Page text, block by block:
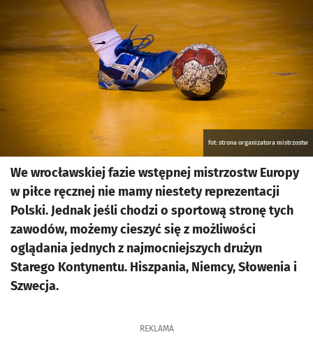
Kliknij, aby powiększyć
fot: strona organizatora mistrzostw
We wrocławskiej fazie wstępnej mistrzostw Europy
w piłce ręcznej nie mamy niestety reprezentacji
Polski. Jednak jeśli chodzi o sportową stronę tych
zawodów, możemy cieszyć się z możliwości
oglądania jednych z najmocniejszych drużyn
Starego Kontynentu. Hiszpania, Niemcy, Słowenia i
Szwecja.
REKLAMA